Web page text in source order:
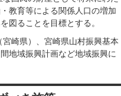
教育等による関係人口の増加
図ることを目標とする。
崎県）、宮崎県山村振興基本
地域振興計画など地域振興に